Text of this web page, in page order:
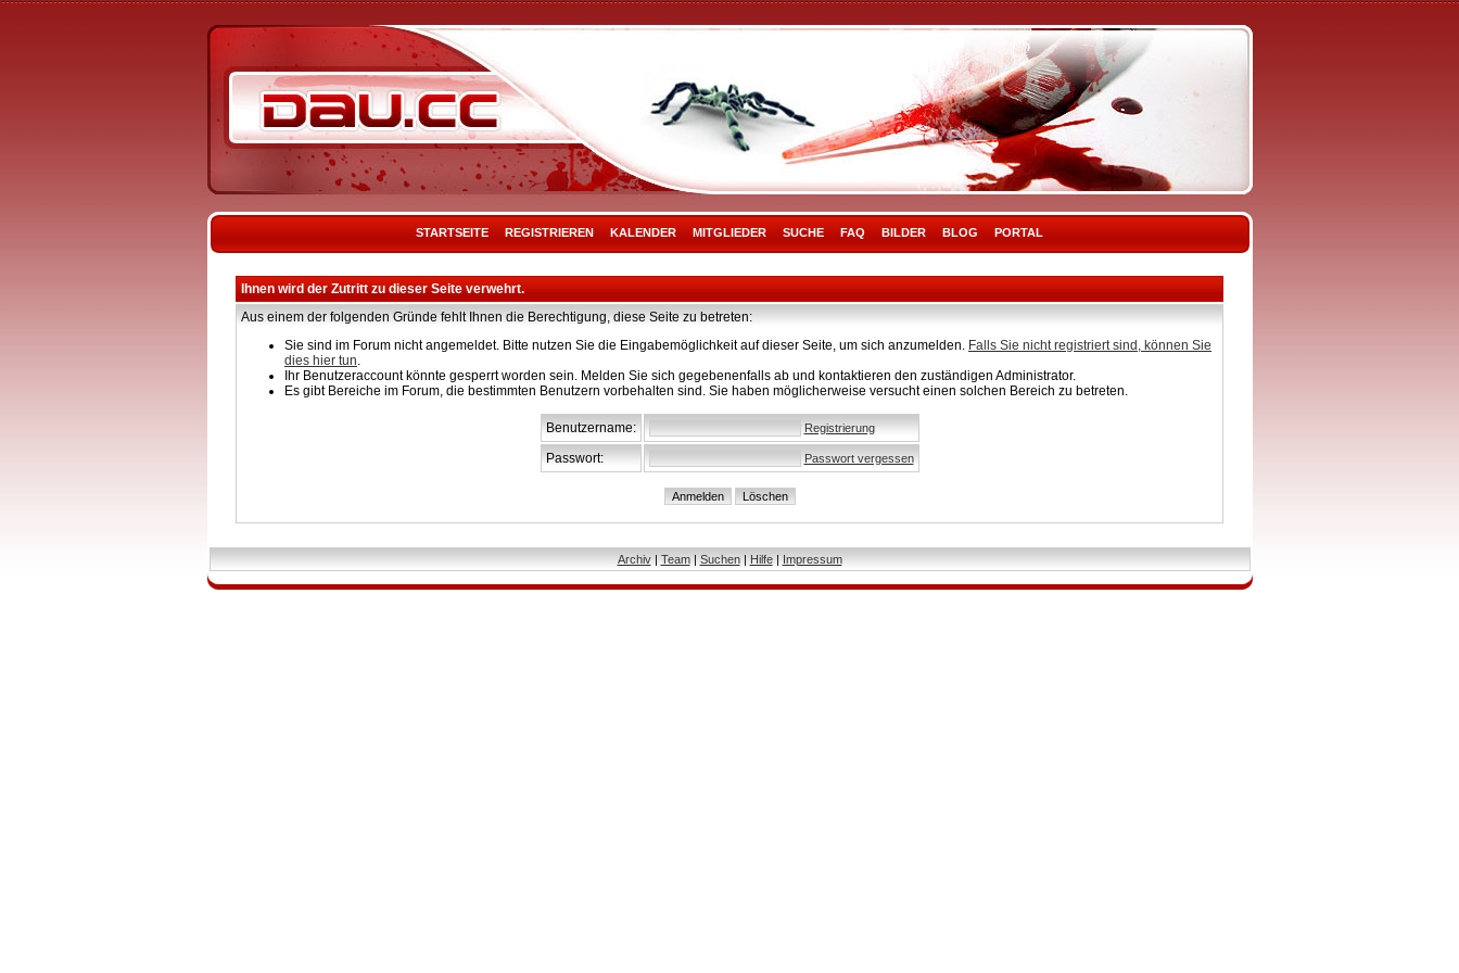
STARTSEITE REGISTRIEREN KALENDER MITGLIEDER SUCHE FAQ BILDER BLOG PORTAL
Ihnen wird der Zutritt zu dieser Seite verwehrt.
Aus einem der folgenden Gründe fehlt Ihnen die Berechtigung, diese Seite zu betreten:
Sie sind im Forum nicht angemeldet. Bitte nutzen Sie die Eingabemöglichkeit auf dieser Seite, um sich anzumelden. Falls Sie nicht registriert sind, können Sie
dies hier tun.
Ihr Benutzeraccount könnte gesperrt worden sein. Melden Sie sich gegebenenfalls ab und kontaktieren den zuständigen Administrator.
Es gibt Bereiche im Forum, die bestimmten Benutzern vorbehalten sind. Sie haben möglicherweise versucht einen solchen Bereich zu betreten.
Benutzername: Registrierung
Passwort: Passwort vergessen
Archiv| Team| Suchen| Hilfe| Impressum